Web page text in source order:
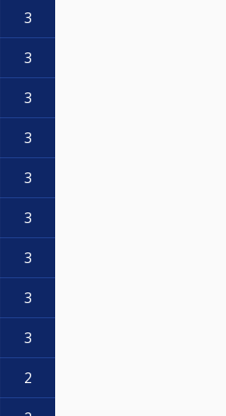
3
3
3
3
3
3
3
3
3
2